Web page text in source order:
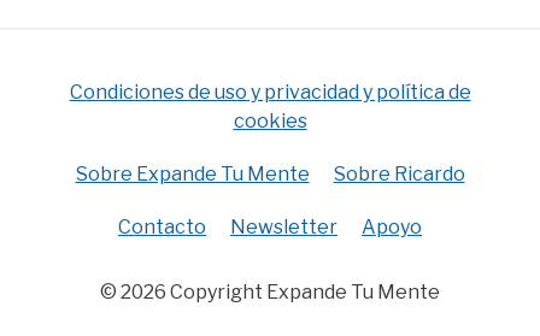
Condiciones de uso y privacidad y política de
cookies
Sobre Expande Tu Mente Sobre Ricardo
Contacto Newsletter Apoyo
© 2026 Copyright Expande Tu Mente